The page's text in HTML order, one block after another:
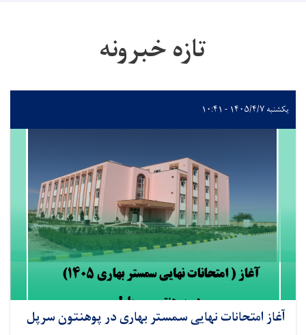
تازه خبرونه
یکشنبه ۱۴۰۵/۴/۷ - ۱۰:۴۱
آغاز امتحانات نهایی سمستر بهاری در پوهنتون سرپل